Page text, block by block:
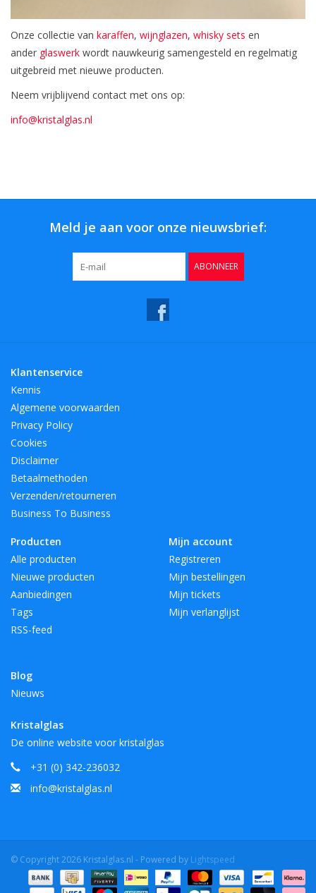
Onze collectie van karaffen, wijnglazen, whisky sets en
ander glaswerk wordt nauwkeurig samengesteld en regelmatig
uitgebreid met nieuwe producten.
Neem vrijblijvend contact met ons op:
info@kristalglas.nl
Meld je aan voor onze nieuwsbrief:
ABONNEER
Klantenservice
Kennis
Algemene voorwaarden
Privacy Policy
Cookies
Disclaimer
Betaalmethoden
Verzenden/retourneren
Business To Business
Producten
Alle producten
Nieuwe producten
Aanbiedingen
Tags
RSS-feed
Blog
Nieuws
Mijn account
Registreren
Mijn bestellingen
Mijn tickets
Mijn verlanglijst
Kristalglas
De online website voor kristalglas
+31 (0) 342-236032
info@kristalglas.nl
© Copyright 2026 Kristalglas.nl - Powered by Lightspeed